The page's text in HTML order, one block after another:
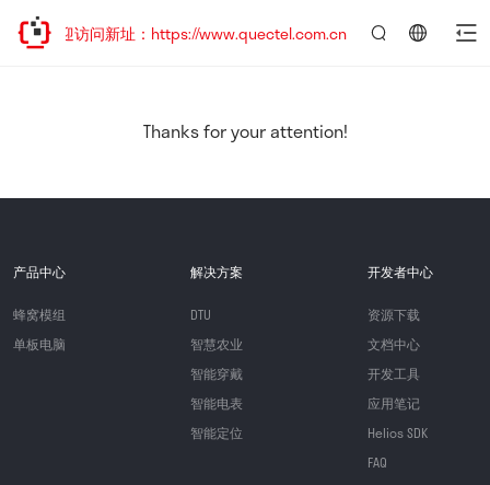
移，欢迎访问新址：https://www.quectel.com.cn
Thanks for your attention!
产品中心
蜂窝模组
单板电脑
解决方案
DTU
智慧农业
智能穿戴
智能电表
智能定位
开发者中心
资源下载
文档中心
开发工具
应用笔记
Helios SDK
FAQ